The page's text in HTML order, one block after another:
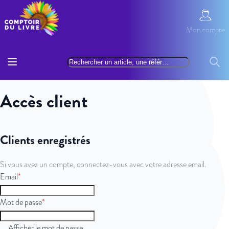
Allez au contenu
Rechercher
Mon
Mon compte
Accès client
Clients enregistrés
Si vous avez un compte, connectez-vous avec votre adresse email.
Email
Mot de passe